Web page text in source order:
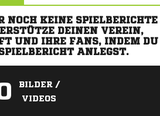
NOCH KEINE SPIELBERICHTE
DEINEN VEREIN,
UND IHRE FANS, INDEM DU
ANLEGST.
BILDER /
VIDEOS